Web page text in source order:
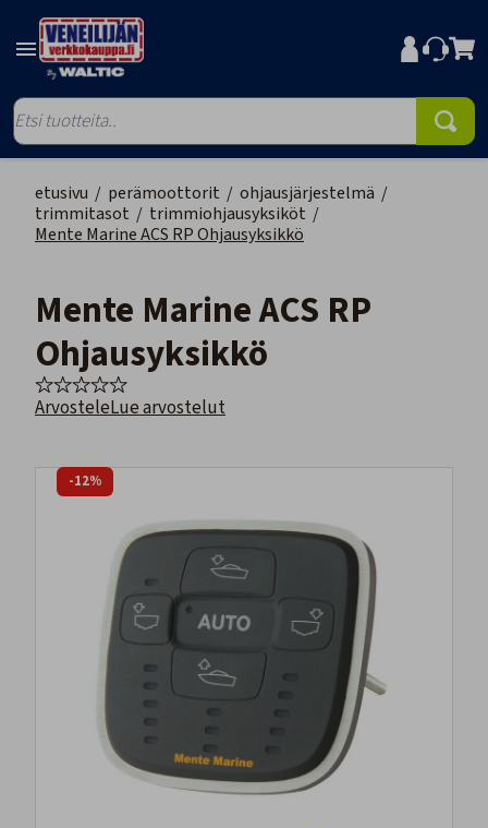
etusivu / perämoottorit / ohjausjärjestelmä /
trimmitasot / trimmiohjausyksiköt /
Mente Marine ACS RP Ohjausyksikkö
Mente Marine ACS RP
Ohjausyksikkö
ArvosteleLue arvostelut
-12%